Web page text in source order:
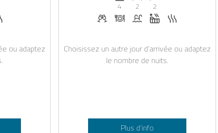
sur demande
ou adaptez
4
2
2
Boissons de bienvenue sur
Dîner sur demande
Piscine Jacuzzi
Choisissez un autre jour d’arrivée ou adaptez
le nombre de nuits.
Plus d’info